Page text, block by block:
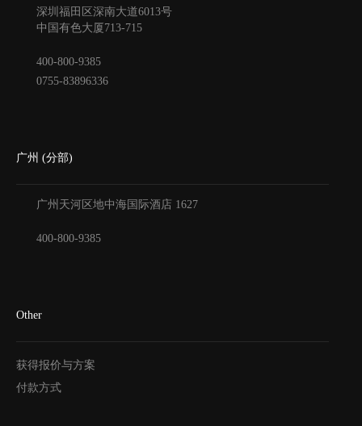
深圳福田区深南大道6013号
中国有色大厦713-715
400-800-9385
0755-83896336
广州 (分部)
广州天河区地中海国际酒店 1627
400-800-9385
Other
获得报价与方案
付款方式